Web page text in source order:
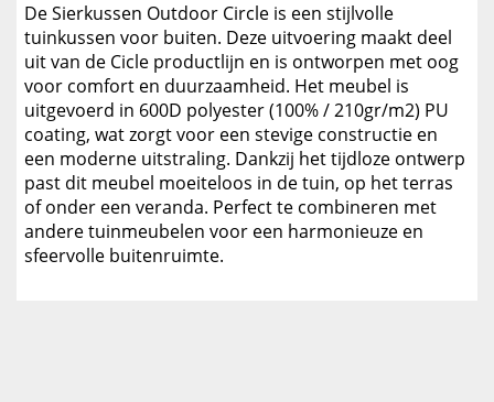
De Sierkussen Outdoor Circle is een stijlvolle
tuinkussen voor buiten. Deze uitvoering maakt deel
uit van de Cicle productlijn en is ontworpen met oog
voor comfort en duurzaamheid. Het meubel is
uitgevoerd in 600D polyester (100% / 210gr/m2) PU
coating, wat zorgt voor een stevige constructie en
een moderne uitstraling. Dankzij het tijdloze ontwerp
past dit meubel moeiteloos in de tuin, op het terras
of onder een veranda. Perfect te combineren met
andere tuinmeubelen voor een harmonieuze en
sfeervolle buitenruimte.